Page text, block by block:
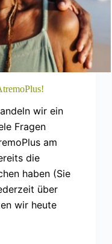
wir ein
Fragen
am
die
haben (Sie
über
wir heute